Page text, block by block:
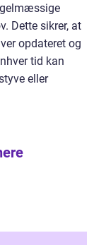
Dette sikrer, at
opdateret og
tid kan
eller